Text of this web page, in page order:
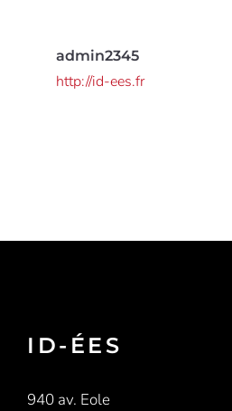
admin2345
http://id-ees.fr
ID-ÉES
940 av. Eole